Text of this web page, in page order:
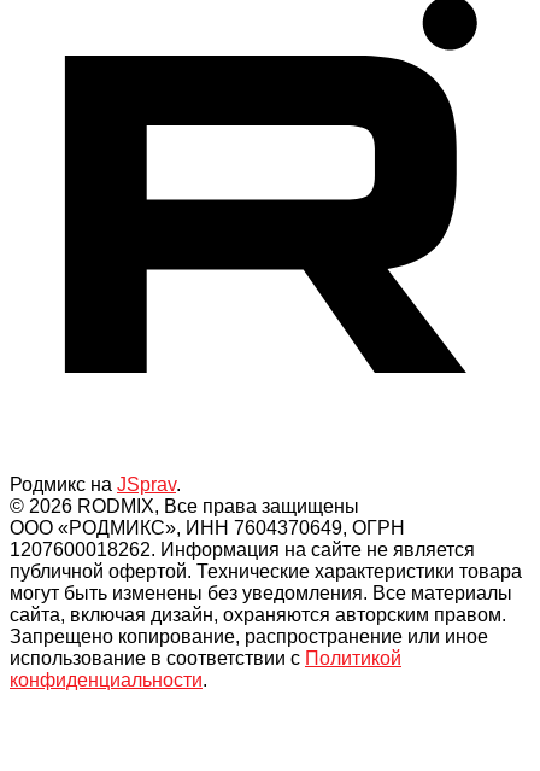
Родмикс на JSprav.
© 2026 RODMIX, Все права защищены
ООО «РОДМИКС», ИНН 7604370649, ОГРН
1207600018262. Информация на сайте не является
публичной офертой. Технические характеристики товара
могут быть изменены без уведомления. Все материалы
сайта, включая дизайн, охраняются авторским правом.
Запрещено копирование, распространение или иное
использование в соответствии с Политикой
конфиденциальности.